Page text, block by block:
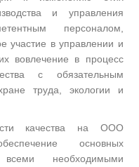
и управления
персоналом,
участие в управлении и
вовлечение в процесс
с обязательным
труда, экологии и
качества на ООО
основных
всеми необходимыми